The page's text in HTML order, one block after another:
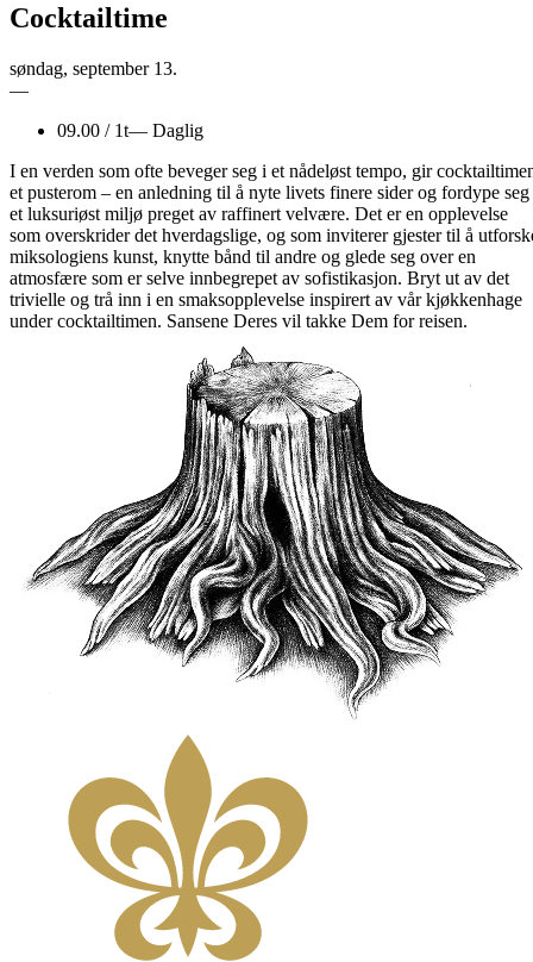
Cocktailtime
søndag, september 13.
—
09.00 / 1t— Daglig
I en verden som ofte beveger seg i et nådeløst tempo, gir
et pusterom – en anledning til å nyte livets finere sider og fordype
et luksuriøst miljø preget av raffinert velvære. Det er en opplevelse
som overskrider det hverdagslige, og som inviterer gjester til å
miksologiens kunst, knytte bånd til andre og glede seg over en
atmosfære som er selve innbegrepet av sofistikasjon. Bryt ut av det
trivielle og trå inn i en smaksopplevelse inspirert av vår kjøkkenhage
under cocktailtimen. Sansene Deres vil takke Dem for reisen.